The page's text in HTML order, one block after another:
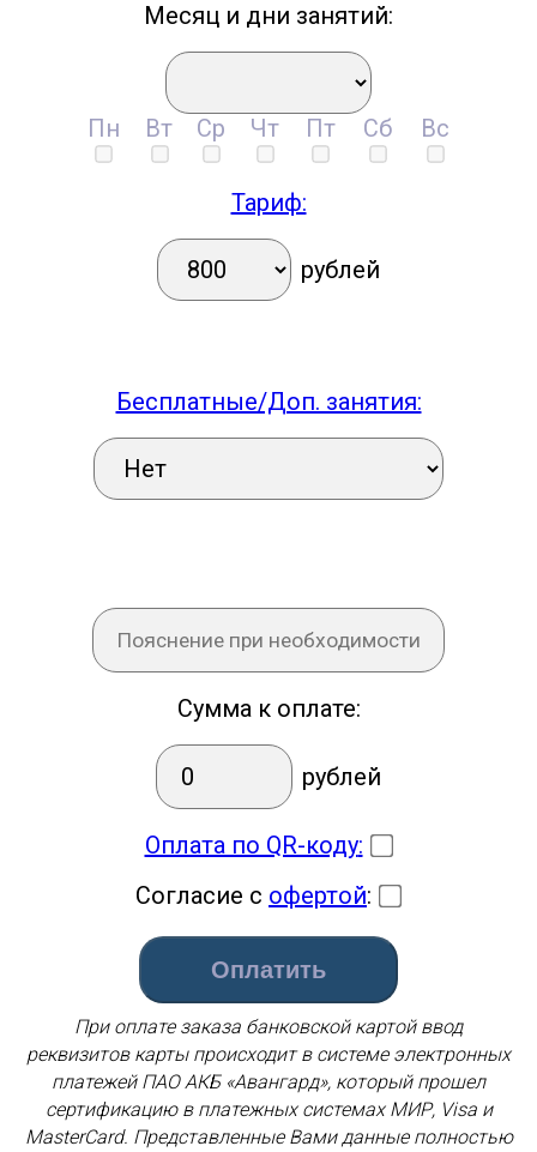
Месяц и дни занятий:
Пн Вт Ср Чт Пт Сб Вс
Тариф:
рублей
Бесплатные/Доп. занятия:
Сумма к оплате:
рублей
Оплата по QR-коду:
Согласие с офертой:
При оплате заказа банковской картой ввод
реквизитов карты происходит в системе электронных
платежей ПАО АКБ «Авангард», который прошел
сертификацию в платежных системах МИР, Visa и
MasterCard. Представленные Вами данные полностью